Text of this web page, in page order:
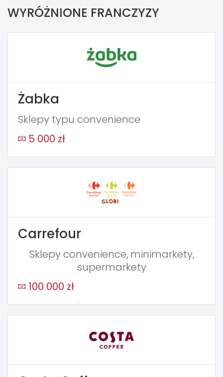
WYRÓŻNIONE FRANCZYZY
Żabka
Sklepy typu convenience
5 000 zł
Carrefour
Sklepy convenience, minimarkety,
supermarkety
100 000 zł